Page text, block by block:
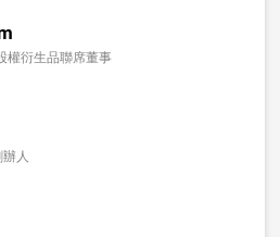
權衍生品聯席董事
人